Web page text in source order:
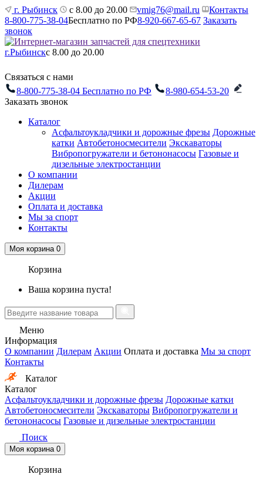
г. Рыбинск с 8.00 до 20.00 vmig76@mail.ru
Контакты
8-800-775-38-04Бесплатно по РФ8-920-667-65-67 Заказать
звонок
г.Рыбинскс 8.00 до 20.00
Связаться с нами
8-800-775-38-04 Бесплатно по РФ
8-980-654-53-20
Заказать звонок
Каталог
Асфальтоукладчики и дорожные фрезы Дорожные
катки Автобетоносмесители Экскаваторы
Вибропогружатели и бетононасосы Газовые и
дизельные электростанции
О компании
Дилерам
Акции
Оплата и доставка
Мы за спорт
Контакты
Моя корзина 0
Корзина
Ваша корзина пуста!
Меню
Информация
О компании Дилерам Акции Оплата и доставка Мы за спорт
Контакты
Каталог
Каталог
Асфальтоукладчики и дорожные фрезы Дорожные катки
Автобетоносмесители Экскаваторы Вибропогружатели и
бетононасосы Газовые и дизельные электростанции
Поиск
Моя корзина 0
Корзина